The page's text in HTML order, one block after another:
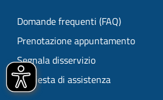
Domande frequenti (FAQ)
Prenotazione appuntamento
Segnala disservizio
Richiesta di assistenza